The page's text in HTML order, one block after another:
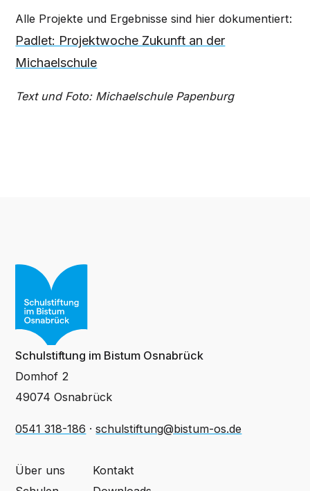
Alle Projekte und Ergebnisse sind hier dokumentiert:
Padlet: Projektwoche Zukunft an der
Michaelschule
Text und Foto: Michaelschule Papenburg
Schulstiftung im Bistum Osnabrück
Domhof 2
49074 Osnabrück
0541 318-186 ·schulstiftung@bistum-os.de
Über uns
Kontakt